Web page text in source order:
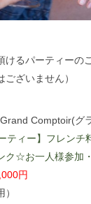
けるパーティーの
ざいません）
Comptoir(グ
ティー】フレン
ク☆お一人様参加
円